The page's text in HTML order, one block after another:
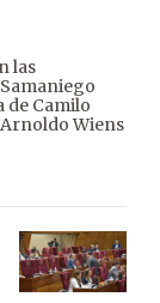
las
de Camilo
Wiens